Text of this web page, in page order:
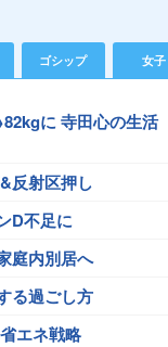
ゴシップ 女子
に 寺田心の生活
反射区押し
D不足に
庭内別居へ
る過ごし方
エネ戦略